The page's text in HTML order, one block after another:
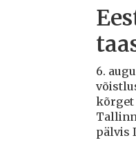
6.
kõrget
pälvis